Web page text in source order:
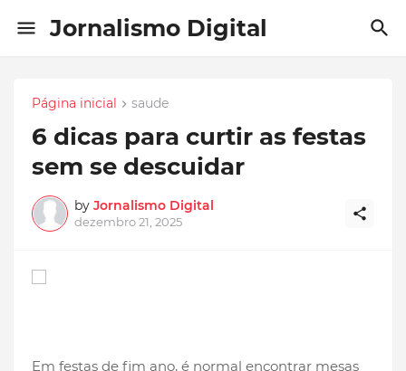
Jornalismo Digital
Página inicial saude
6 dicas para curtir as festas
sem se descuidar
by Jornalismo Digital
dezembro 21, 2025
Em festas de fim ano, é normal encontrar mesas